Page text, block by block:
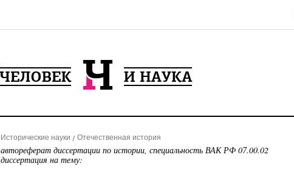
Исторические науки Отечественная история
автореферат диссертации по истории, специальность ВАК РФ 07.00.02
диссертация на тему: